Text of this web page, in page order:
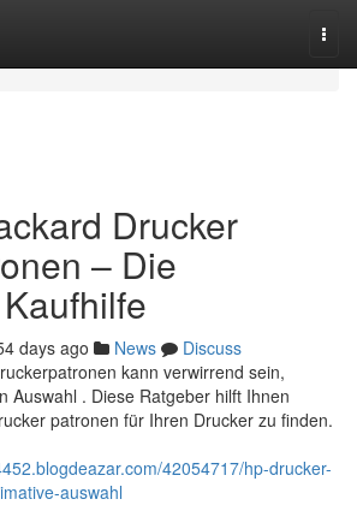
Drucker
– Die
days ago News
Discuss
kann verwirrend sein,
Auswahl . Diese Ratgeber hilft Ihnen
patronen für Ihren Drucker zu finden.
42054717/hp-drucker-
auswahl